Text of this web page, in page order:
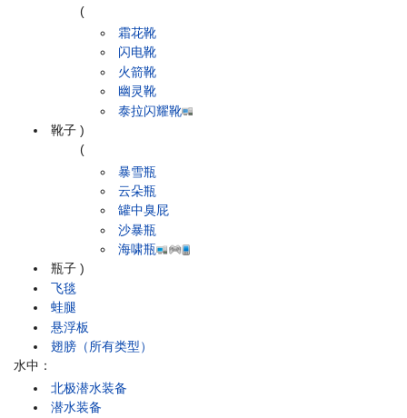
靴子
(
霜花靴
闪电靴
火箭靴
幽灵靴
泰拉闪耀靴
)
瓶子
(
暴雪瓶
云朵瓶
罐中臭屁
沙暴瓶
海啸瓶
)
飞毯
蛙腿
悬浮板
翅膀（所有类型）
水中：
北极潜水装备
潜水装备